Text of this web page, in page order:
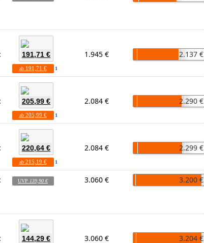
191,71 €
ab 191,71 € 1
1.945 € 2.137 €
205,99 €
ab 205,99 € 1
2.084 € 2.290 €
220,64 €
ab 215,19 € 1
2.084 € 2.299 €
UVP 139,90 € 3.060 € 3.200 €
144,29 € 3.060 € 3.204 €